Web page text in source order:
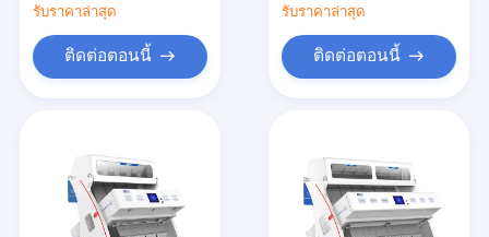
รับราคาล่าสุด
ติดต่อตอนนี้
รับราคาล่าสุด
ติดต่อตอนนี้